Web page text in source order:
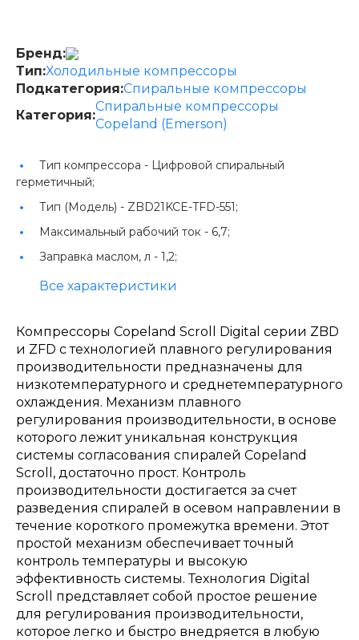
Бренд:
Тип:Холодильные компрессоры
Подкатегория:Спиральные компрессоры
Категория:
Спиральные компрессоры
Copeland (Emerson)
Тип компрессора - Цифровой спиральный
герметичный;
Тип (Модель) - ZBD21KCE-TFD-551;
Максимальный рабочий ток - 6,7;
Заправка маслом, л - 1,2;
Все характеристики
Компрессоры Copeland Scroll Digital серии ZBD
и ZFD с технологией плавного регулирования
производительности предназначены для
низкотемпературного и среднетемпературного
охлаждения. Механизм плавного
регулирования производительности, в основе
которого лежит уникальная конструкция
системы согласования спиралей Copeland
Scroll, достаточно прост. Контроль
производительности достигается за счет
разведения спиралей в осевом направлении в
течение короткого промежутка времени. Этот
простой механизм обеспечивает точный
контроль температуры и высокую
эффективность системы. Технология Digital
Scroll представляет собой простое решение
для регулирования производительности,
которое легко и быстро внедряется в любую